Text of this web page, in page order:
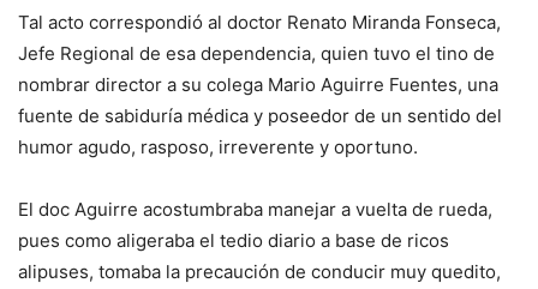
Tal acto correspondió al doctor Renato Miranda Fonseca,
Jefe Regional de esa dependencia, quien tuvo el tino de
nombrar director a su colega Mario Aguirre Fuentes, una
fuente de sabiduría médica y poseedor de un sentido del
humor agudo, rasposo, irreverente y oportuno.
El doc Aguirre acostumbraba manejar a vuelta de rueda,
pues como aligeraba el tedio diario a base de ricos
alipuses, tomaba la precaución de conducir muy quedito,